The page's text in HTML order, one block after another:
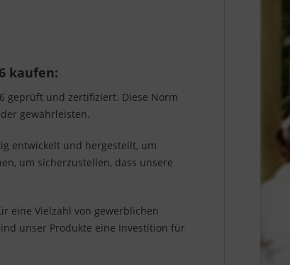
kaufen:
geprüft und zertifiziert. Diese Norm
gewährleisten.
entwickelt und hergestellt, um
um sicherzustellen, dass unsere
eine Vielzahl von gewerblichen
unser Produkte eine Investition für